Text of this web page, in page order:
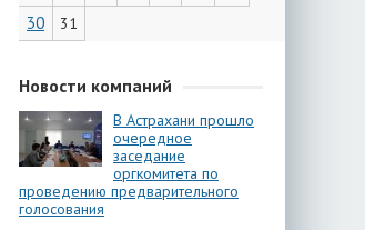
30
31
Новости компаний
В Астрахани прошло
очередное
заседание
оргкомитета по
проведению предварительного
голосования